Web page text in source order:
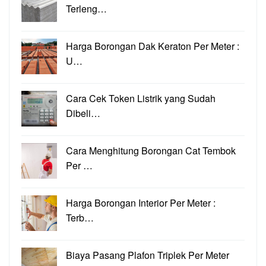
Terleng…
Harga Borongan Dak Keraton Per Meter :
U…
Cara Cek Token Listrik yang Sudah
Dibeli…
Cara Menghitung Borongan Cat Tembok
Per …
Harga Borongan Interior Per Meter :
Terb…
Biaya Pasang Plafon Triplek Per Meter